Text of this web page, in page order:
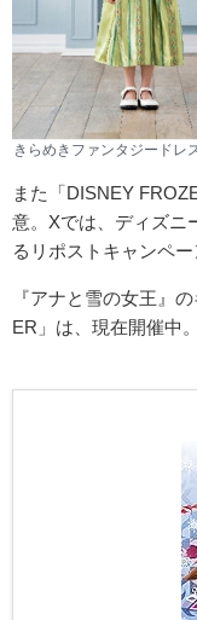
きらめきファンタジードレ
また「DISNEY
意。Xでは、ディズニ
るリポストキャンペー
『アナと雪の女王』
ER」は、現在開催中。